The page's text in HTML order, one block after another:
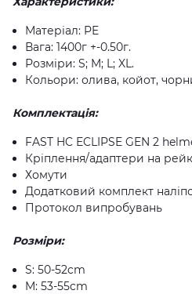
Матеріал: PE
Вага: 1400г +-0.50г.
Розміри: S; M; L; XL.
Кольори: олива, койот,
Комплектація:
FAST HC ECLIPSE GEN 2
Кріплення/адаптери на
Хомути
Додатковий комплект
Протокол випробувань
Розміри:
S: 50-52cm
M: 53-55cm